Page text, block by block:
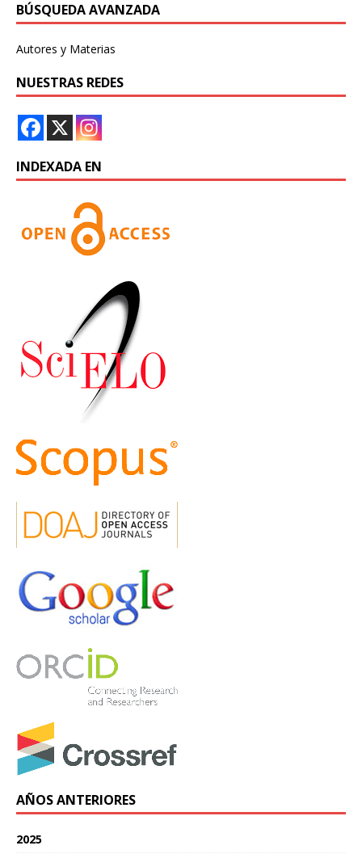
BÚSQUEDA AVANZADA
Autores y Materias
NUESTRAS REDES
INDEXADA EN
AÑOS ANTERIORES
2025